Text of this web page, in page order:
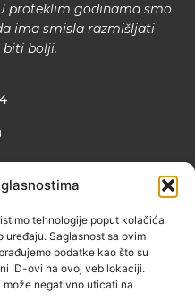
tehnologije poput kolačića
Saglasnost sa ovim
podatke kao što su
ID-ovi na ovoj veb lokaciji.
negativno uticati na
proteklim godinama smo
ima smisla razmišljati
biti bolji.
72000 ZENICA